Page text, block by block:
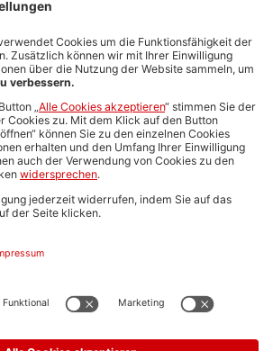
Stellenmarktpreise
Anzeigen-AGB
Media-Daten
Newsletteranmeldung
Produktübersicht
ALLGEMEIN
FAQs
Impressum
Stellenangebote C.H.BECK